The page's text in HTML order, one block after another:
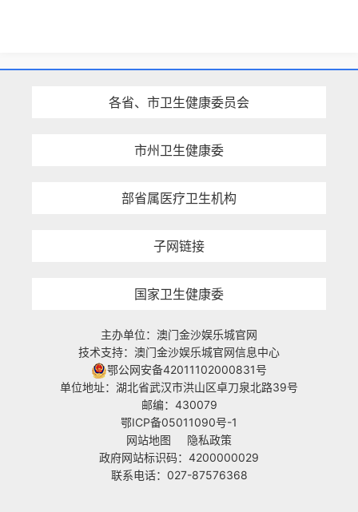
各省、市卫生健康委员会
市州卫生健康委
部省属医疗卫生机构
子网链接
国家卫生健康委
主办单位：澳门金沙娱乐城官网
技术支持：澳门金沙娱乐城官网信息中心
鄂公网安备42011102000831号
单位地址：湖北省武汉市洪山区卓刀泉北路39号
邮编：430079
鄂ICP备05011090号-1
网站地图
隐私政策
政府网站标识码：4200000029
联系电话：027-87576368